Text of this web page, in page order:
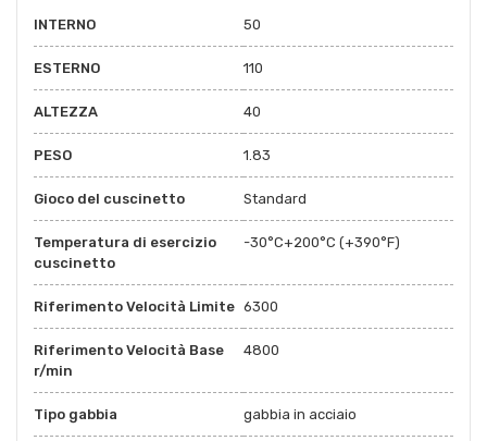
INTERNO 50
ESTERNO 110
ALTEZZA 40
PESO 1.83
Gioco del cuscinetto Standard
Temperatura di esercizio
cuscinetto
-30°C+200°C (+390°F)
Riferimento Velocità Limite 6300
Riferimento Velocità Base
r/min
4800
Tipo gabbia gabbia in acciaio